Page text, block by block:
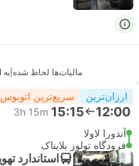
مالیات‌ها لحاظ شده به
ارزان‌ترین سریع‌ترین اتوبوس
12:00
15:15
3h 15m
آندورا لاولا
فرودگاه تولوز بلایناک
استاندارد